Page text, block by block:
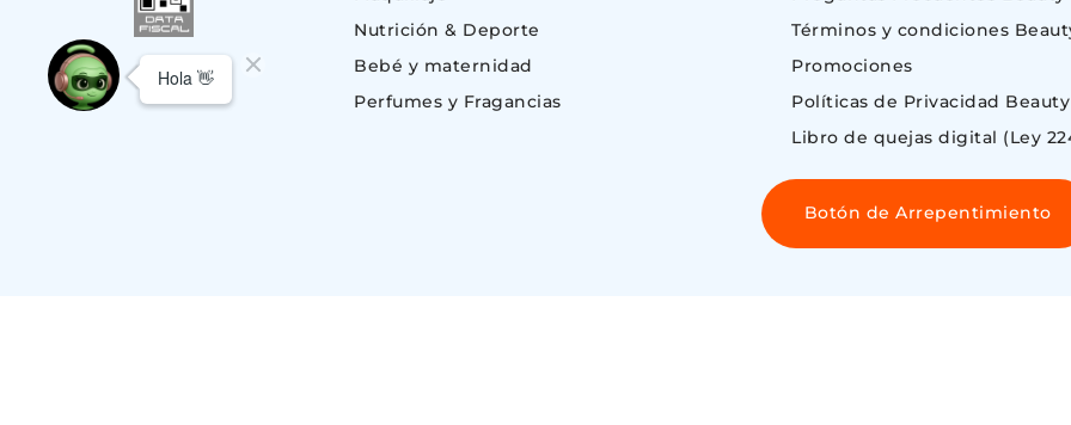
Nutrición & Deporte
Bebé y maternidad
Perfumes y Fragancias
Términos y condiciones
Promociones
Políticas de Privacidad Beauty
Libro de quejas digital (Ley
Botón de Arrepentimiento